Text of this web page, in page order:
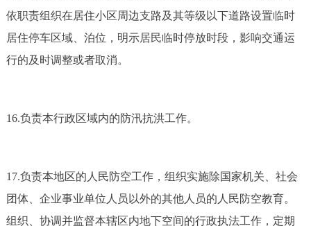
依职责组织在居住小区周边支路及其等级以下道路设置临时
居住停车区域、泊位，明示居民临时停放时段，影响交通运
行的及时调整或者取消。
16.负责本行政区域内的防汛抗洪工作。
17.负责本地区的人民防空工作，组织实施除国家机关、社会
团体、企业事业单位人员以外的其他人员的人民防空教育。
组织、协调并监督本辖区内地下空间的行政执法工作，定期